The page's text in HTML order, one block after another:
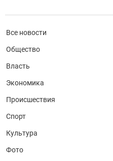
Все новости
Общество
Власть
Экономика
Происшествия
Спорт
Культура
Фото